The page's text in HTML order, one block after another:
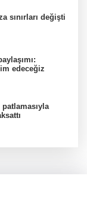
sınırları değişti
edeceğiz
patlamasıyla
3 FETÖ'cü